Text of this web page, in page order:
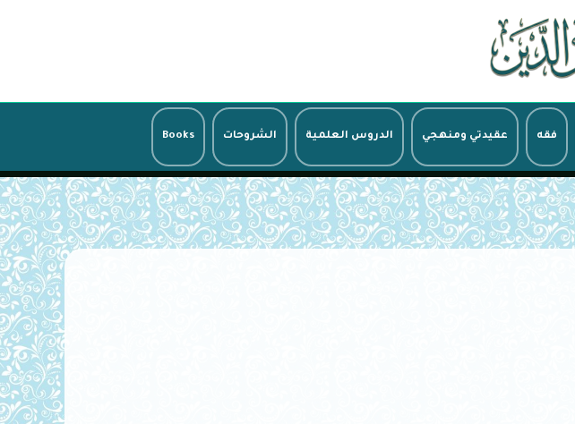
فقه عقيدتي ومنهجي الدروس العلمية الشروحات Books